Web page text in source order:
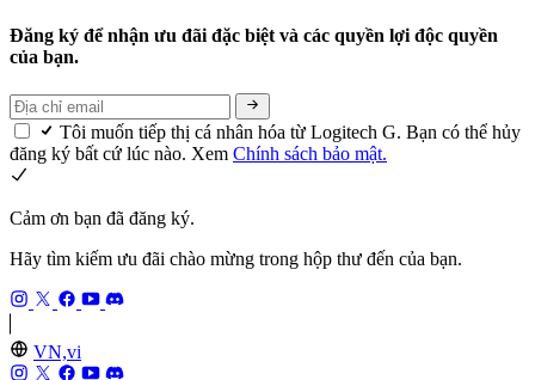
Đăng ký để nhận ưu đãi đặc biệt và các quyền lợi độc quyền
của bạn.
Tôi muốn tiếp thị cá nhân hóa từ Logitech G. Bạn có thể hủy
đăng ký bất cứ lúc nào. Xem Chính sách bảo mật.
Cảm ơn bạn đã đăng ký.
Hãy tìm kiếm ưu đãi chào mừng trong hộp thư đến của bạn.
VN,vi